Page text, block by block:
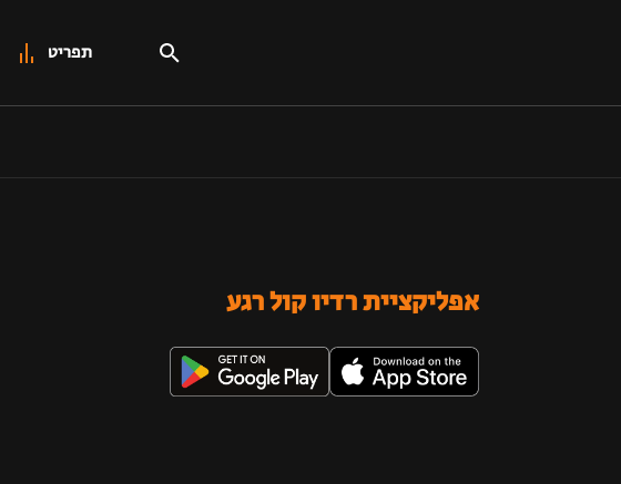
תפריט
אפליקציית רדיו קול רגע